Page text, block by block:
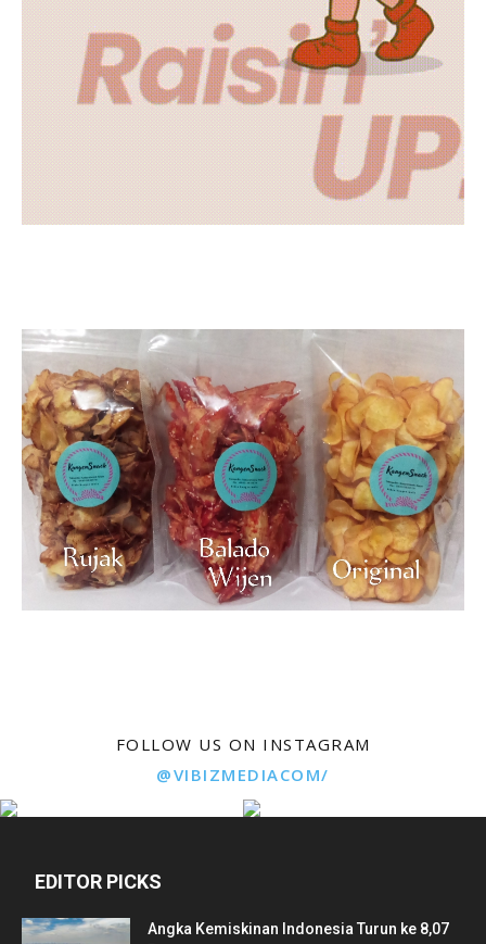
FOLLOW US ON INSTAGRAM
@VIBIZMEDIACOM/
EDITOR PICKS
Angka Kemiskinan Indonesia Turun ke 8,07